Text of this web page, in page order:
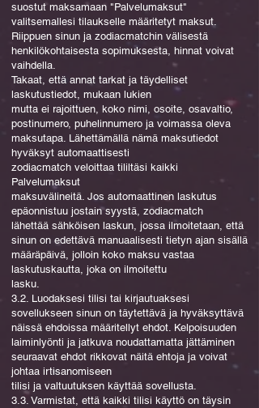
suostut maksamaan "Palvelumaksut"
valitsemallesi tilaukselle määritetyt maksut.
Riippuen sinun ja zodiacmatchin välisestä
henkilökohtaisesta sopimuksesta, hinnat voivat
vaihdella.
Takaat, että annat tarkat ja täydelliset
laskutustiedot, mukaan lukien
mutta ei rajoittuen, koko nimi, osoite, osavaltio,
postinumero, puhelinnumero ja voimassa oleva
maksutapa. Lähettämällä nämä maksutiedot
hyväksyt automaattisesti
zodiacmatch veloittaa tililtäsi kaikki
Palvelumaksut
maksuvälineitä. Jos automaattinen laskutus
epäonnistuu jostain syystä, zodiacmatch
lähettää sähköisen laskun, jossa ilmoitetaan, että
sinun on edettävä manuaalisesti tietyn ajan sisällä
määräpäivä, jolloin koko maksu vastaa
laskutuskautta, joka on ilmoitettu
lasku.
3.2. Luodaksesi tilisi tai kirjautuaksesi
sovellukseen sinun on täytettävä ja hyväksyttävä
näissä ehdoissa määritellyt ehdot. Kelpoisuuden
laiminlyönti ja jatkuva noudattamatta jättäminen
seuraavat ehdot rikkovat näitä ehtoja ja voivat
johtaa irtisanomiseen
tilisi ja valtuutuksen käyttää sovellusta.
3.3. Varmistat, että kaikki tilisi käyttö on täysin